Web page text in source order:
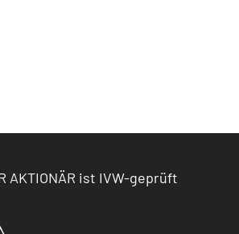
AKTIONÄR ist IVW-geprüft